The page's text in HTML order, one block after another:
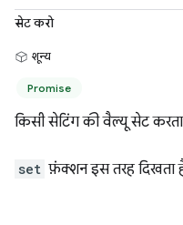
सेट करो
शून्य
Promise
किसी सेटिंग की वैल्यू सेट
set फ़ंक्शन इस तरह दिखता